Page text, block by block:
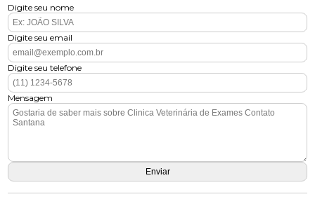
Digite seu nome
Digite seu email
Digite seu telefone
Mensagem